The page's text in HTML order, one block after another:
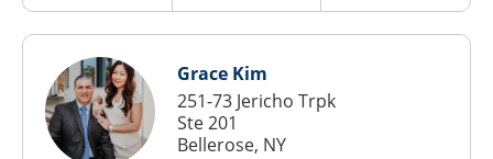
Grace Kim
251-73 Jericho Trpk
Ste 201
Bellerose, NY